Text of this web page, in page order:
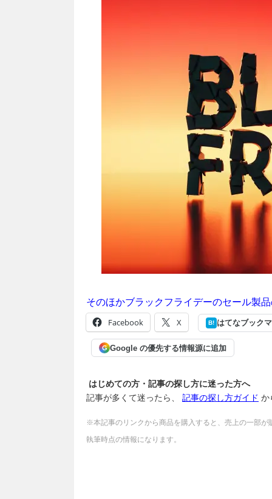
そのほかブラックフライデーのセール製
Facebook X B! はてなブック
G Google の優先する情報源に追加
はじめての方・記事の探し方に迷った方へ
記事が多くて迷ったら、 記事の探し方ガイド か
※本記事のリンクから商品を購入すると、売上の一部
執筆時点の情報になります。